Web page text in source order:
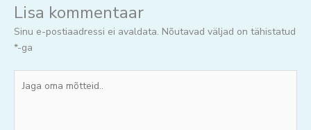
Lisa kommentaar
Sinu e-postiaadressi ei avaldata. Nõutavad väljad on tähistatud
*-ga
oma